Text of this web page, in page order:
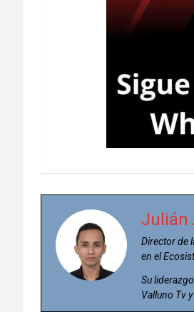
Julián
Director de
en el
Su
Valluno Tv